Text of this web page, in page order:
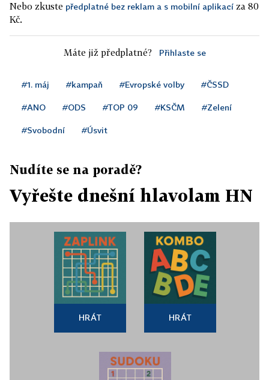
Nebo zkuste předplatné bez reklam a s mobilní aplikací za 80
Kč.
Máte již předplatné? Přihlaste se
#1. máj #kampaň #Evropské volby #ČSSD
#ANO #ODS #TOP 09 #KSČM #Zelení
#Svobodní #Úsvit
Nudíte se na poradě?
Vyřešte dnešní hlavolam HN
HRÁT HRÁT